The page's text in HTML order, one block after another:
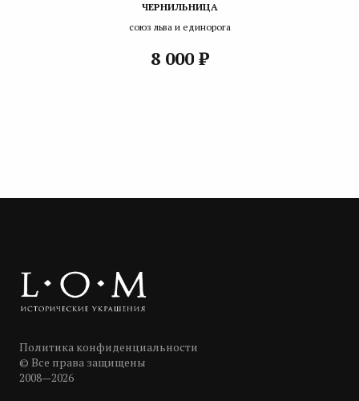
ЧЕРНИЛЬНИЦА
союз льва и единорога
8 000 ₽
Политика конфиденциальности
© Все права защищены
2008—2026